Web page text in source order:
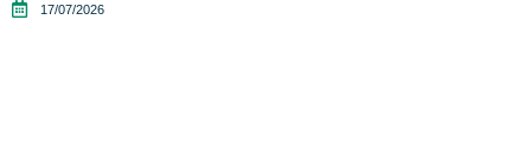
17/07/2026